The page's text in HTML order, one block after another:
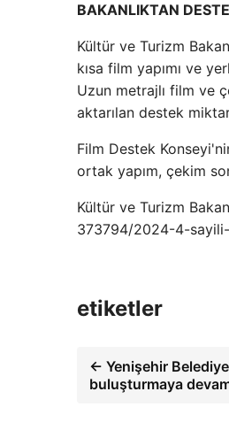
BAKANLIKTAN
Kültür ve Turizm
kısa film yapımı ve
Uzun metrajlı film ve
aktarılan destek
Film Destek
ortak yapım, çekim
Kültür ve Turizm
373794/2024-4-
etiketler
← Yenişehir
buluşturmaya